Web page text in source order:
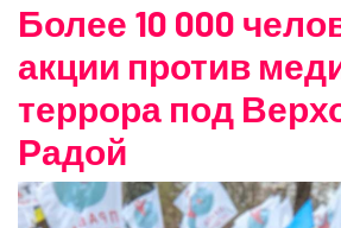
Более 10 000
акции против
террора под
Радой